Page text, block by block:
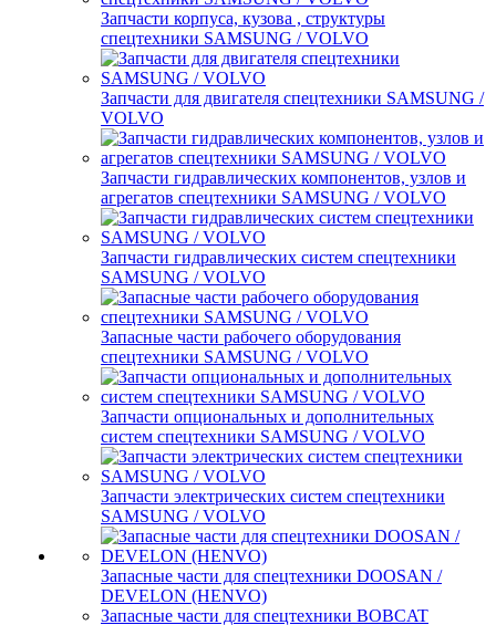
Запчасти корпуса, кузова , структуры
спецтехники SAMSUNG / VOLVO
Запчасти для двигателя спецтехники SAMSUNG /
VOLVO
Запчасти гидравлических компонентов, узлов и
агрегатов спецтехники SAMSUNG / VOLVO
Запчасти гидравлических систем спецтехники
SAMSUNG / VOLVO
Запасные части рабочего оборудования
спецтехники SAMSUNG / VOLVO
Запчасти опциональных и дополнительных
систем спецтехники SAMSUNG / VOLVO
Запчасти электрических систем спецтехники
SAMSUNG / VOLVO
Запасные части для спецтехники DOOSAN /
DEVELON (HENVO)
Запасные части для спецтехники BOBCAT